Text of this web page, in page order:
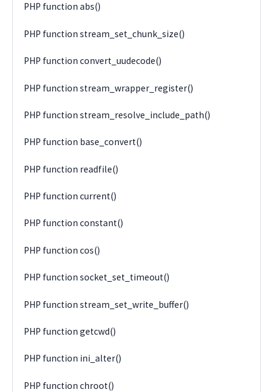
PHP function abs()
PHP function stream_set_chunk_size()
PHP function convert_uudecode()
PHP function stream_wrapper_register()
PHP function stream_resolve_include_path()
PHP function base_convert()
PHP function readfile()
PHP function current()
PHP function constant()
PHP function cos()
PHP function socket_set_timeout()
PHP function stream_set_write_buffer()
PHP function getcwd()
PHP function ini_alter()
PHP function chroot()